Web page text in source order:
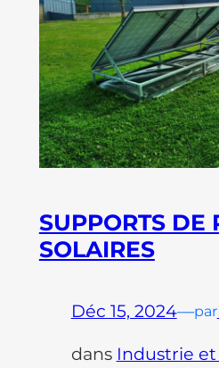
SUPPORTS DE
SOLAIRES
Déc 15, 2024—par
dans Industrie